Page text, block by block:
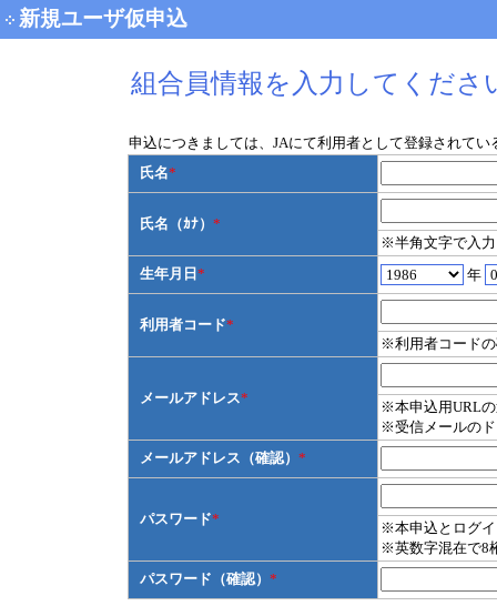
新規ユーザ仮申込
組合員情報を入力してくださ
申込につきましては、JAにて利用者として登録されてい
氏名*
氏名（ｶﾅ） *
※半角文字で入
生年月日 * 年
利用者コード*
※利用者コード
メールアドレス*
※本申込用URL
※受信メールの
メールアドレス（確認） *
パスワード*
※本申込とログ
※英数字混在で8
パスワード（確認） *